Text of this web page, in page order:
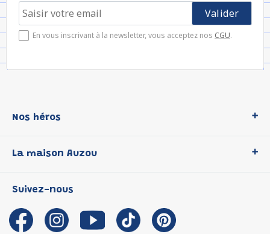
En vous inscrivant à la newsletter, vous acceptez nos CGU.
Nos héros
P'tit Loup
Les Influenceuses
Migali
Petite Taupe
La maison Auzou
Notre histoire
Auzou s'engage
Auteurs et illustrateurs Auzou
Suivez-nous